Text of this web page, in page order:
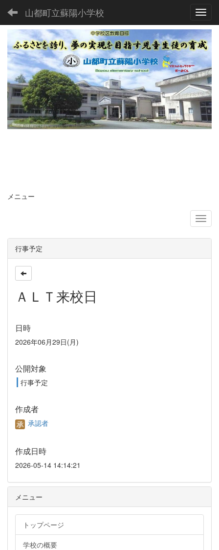
山都町立蘇陽小学校
メニュー
行事予定
ＡＬＴ来校日
日時
2026年06月29日(月)
公開対象
行事予定
作成者
承認者
作成日時
2026-05-14 14:14:21
メニュー
トップページ
学校の概要